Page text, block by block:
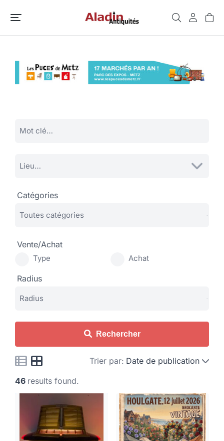
Catégories
Vente/Achat
Type Achat
Radius
Rechercher
Trier par: Date de publication
46 results found.